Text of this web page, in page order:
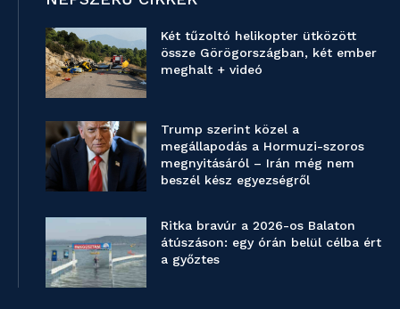
Két tűzoltó helikopter ütközött
össze Görögországban, két ember
meghalt + videó
Trump szerint közel a
megállapodás a Hormuzi-szoros
megnyitásáról – Irán még nem
beszél kész egyezségről
Ritka bravúr a 2026-os Balaton
átúszáson: egy órán belül célba ért
a győztes